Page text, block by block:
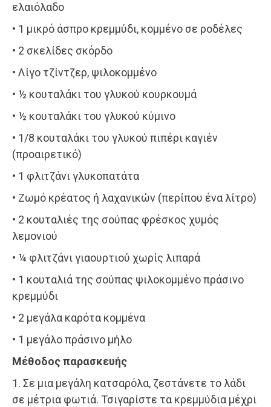
ελαιόλαδο
• 1 μικρό άσπρο κρεμμύδι, κομμένο σε ροδέλες
• 2 σκελίδες σκόρδο
• Λίγο τζίντζερ, ψιλοκομμένο
• ½ κουταλάκι του γλυκού κουρκουμά
• ½ κουταλάκι του γλυκού κύμινο
• 1/8 κουταλάκι του γλυκού πιπέρι καγιέν
(προαιρετικό)
• 1 φλιτζάνι γλυκοπατάτα
• Ζωμό κρέατος ή λαχανικών (περίπου ένα λίτρο)
• 2 κουταλιές της σούπας φρέσκος χυμός
λεμονιού
• ¼ φλιτζάνι γιαουρτιού χωρίς λιπαρά
• 1 κουταλιά της σούπας ψιλοκομμένο πράσινο
κρεμμύδι
• 2 μεγάλα καρότα κομμένα
• 1 μεγάλο πράσινο μήλο
Μέθοδος παρασκευής
1. Σε μια μεγάλη κατσαρόλα, ζεστάνετε το λάδι
σε μέτρια φωτιά. Τσιγαρίστε τα κρεμμύδια μέχρι